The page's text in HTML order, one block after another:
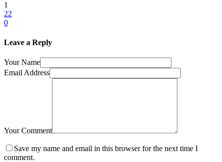
1
22
0
Leave a Reply
Your Name
Email Address
Your Comment
Save my name and email in this browser for the next time I
comment.